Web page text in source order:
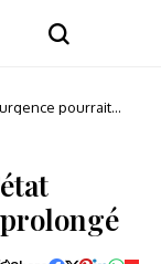
pourrait